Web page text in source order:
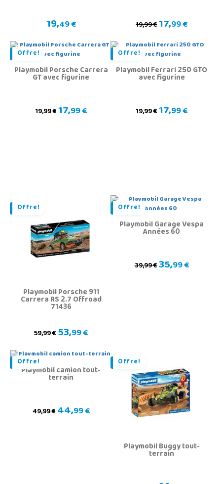
19,49 € 19,99 €17,99 €
Offre!
Playmobil Porsche Carrera
GT avec figurine
19,99 €17,99 €
Offre!
Playmobil Ferrari 250 GTO
avec figurine
19,99 €17,99 €
Offre!
Playmobil Porsche 911
Carrera RS 2.7 Offroad
71436
59,99 €53,99 €
Offre!
Playmobil Garage Vespa
Années 60
39,99 €35,99 €
Offre!
Playmobil camion tout-
terrain
49,99 €44,99 €
Offre!
Playmobil Buggy tout-
terrain